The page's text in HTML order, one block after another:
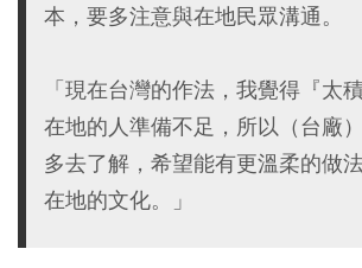
本，要多注意與在地民眾溝通。
「現在台灣的作法，我覺得『太
在地的人準備不足，所以（台廠
多去了解，希望能有更溫柔的做
在地的文化。」